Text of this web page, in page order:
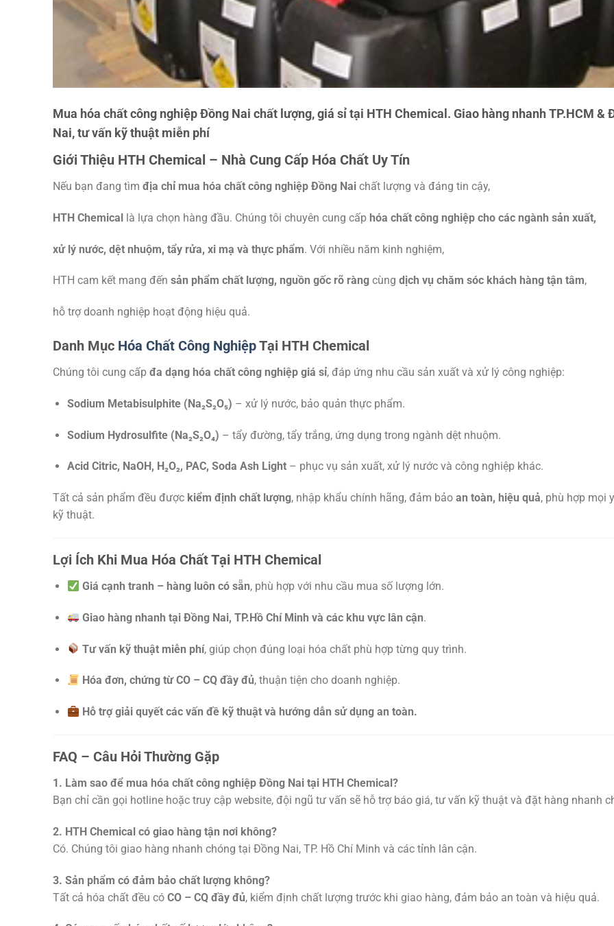
Mua hóa chất công nghiệp Đồng Nai chất lượng, giá sỉ tại HTH Chemical. Giao hàng nhanh TP.HCM &
Nai, tư vấn kỹ thuật miễn phí
Giới Thiệu HTH Chemical – Nhà Cung Cấp Hóa Chất Uy Tín
Nếu bạn đang tìm địa chỉ mua hóa chất công nghiệp Đồng Nai chất lượng và đáng tin cậy,
HTH Chemical là lựa chọn hàng đầu. Chúng tôi chuyên cung cấp hóa chất công nghiệp cho các ngành sản xuất,
xử lý nước, dệt nhuộm, tẩy rửa, xi mạ và thực phẩm. Với nhiều năm kinh nghiệm,
HTH cam kết mang đến sản phẩm chất lượng, nguồn gốc rõ ràng cùng dịch vụ chăm sóc khách hàng tận tâm,
hỗ trợ doanh nghiệp hoạt động hiệu quả.
Danh Mục Hóa Chất Công NghiệpTại HTH Chemical
Chúng tôi cung cấp đa dạng hóa chất công nghiệp giá sỉ, đáp ứng nhu cầu sản xuất và xử lý công nghiệp:
Sodium Metabisulphite (Na₂S₂O₅) – xử lý nước, bảo quản thực phẩm.
Sodium Hydrosulfite (Na₂S₂O₄) – tẩy đường, tẩy trắng, ứng dụng trong ngành dệt nhuộm.
Acid Citric, NaOH, H₂O₂, PAC, Soda Ash Light– phục vụ sản xuất, xử lý nước và công nghiệp khác.
Tất cả sản phẩm đều được kiểm định chất lượng, nhập khẩu chính hãng, đảm bảo an toàn, hiệu quả, phù hợp mọi
kỹ thuật.
Lợi Ích Khi Mua Hóa Chất Tại HTH Chemical
Giá cạnh tranh – hàng luôn có sẵn, phù hợp với nhu cầu mua số lượng lớn.
Giao hàng nhanh tại Đồng Nai, TP.Hồ Chí Minh và các khu vực lân cận.
Tư vấn kỹ thuật miễn phí, giúp chọn đúng loại hóa chất phù hợp từng quy trình.
Hóa đơn, chứng từ CO – CQ đầy đủ, thuận tiện cho doanh nghiệp.
Hỗ trợ giải quyết các vấn đề kỹ thuật và hướng dẫn sử dụng an toàn.
FAQ – Câu Hỏi Thường Gặp
1. Làm sao để mua hóa chất công nghiệp Đồng Nai tại HTH Chemical?
Bạn chỉ cần gọi hotline hoặc truy cập website, đội ngũ tư vấn sẽ hỗ trợ báo giá, tư vấn kỹ thuật và đặt hàng nhanh
2. HTH Chemical có giao hàng tận nơi không?
Có. Chúng tôi giao hàng nhanh chóng tại Đồng Nai, TP. Hồ Chí Minh và các tỉnh lân cận.
3. Sản phẩm có đảm bảo chất lượng không?
Tất cả hóa chất đều có CO – CQ đầy đủ, kiểm định chất lượng trước khi giao hàng, đảm bảo an toàn và hiệu quả.